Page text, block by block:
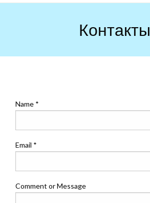
Skip
Контакты
Name *
Email *
Comment or Message